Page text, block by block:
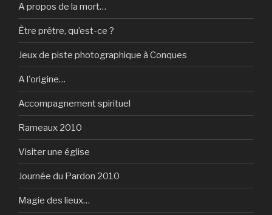
A propos de la mort…
Être prêtre, qu’est-ce ?
Jeux de piste photographique à Conques
A l'origine…
Accompagnement spirituel
Rameaux 2010
Visiter une église
Journée du Pardon 2010
Magie des lieux…